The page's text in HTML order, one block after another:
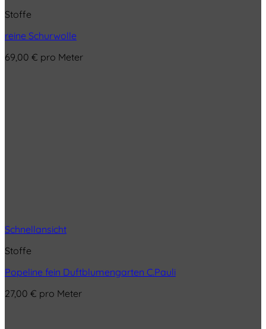
Stoffe
reine Schurwolle
69,00 € pro Meter
Schnellansicht
Stoffe
Popeline fein Duftblumengarten C.Pauli
27,00 € pro Meter